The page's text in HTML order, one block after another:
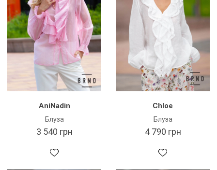
AniNadin
Блуза
3 540 грн
Chloe
Блуза
4 790 грн